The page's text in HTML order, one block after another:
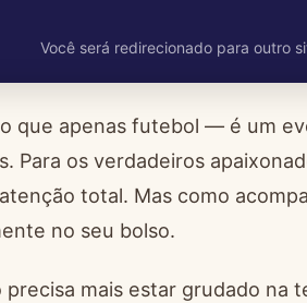
Você será redirecionado para outro
que apenas futebol — é um
Para os verdadeiros
total. Mas como
no seu bolso.
mais estar grudado na